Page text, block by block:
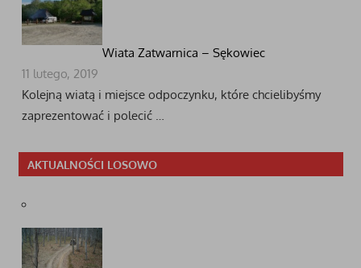
Wiata Zatwarnica – Sękowiec
11 lutego, 2019
Kolejną wiatą i miejsce odpoczynku, które chcielibyśmy
zaprezentować i polecić …
AKTUALNOŚCI LOSOWO